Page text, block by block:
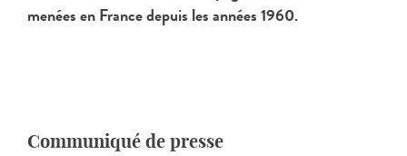
menées en France depuis les années 1960.
Communiqué de presse